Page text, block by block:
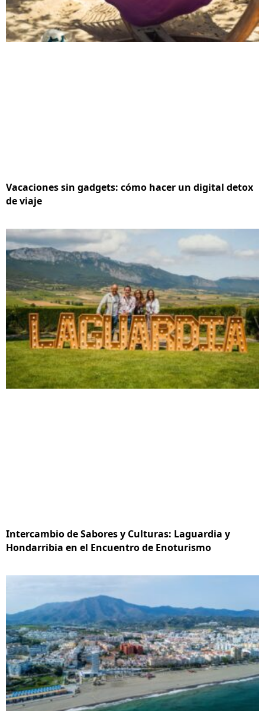
Vacaciones sin gadgets: cómo hacer un digital detox
de viaje
Intercambio de Sabores y Culturas: Laguardia y
Hondarribia en el Encuentro de Enoturismo